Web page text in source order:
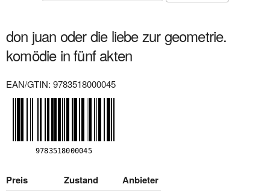
don juan oder die liebe zur geometrie.
komödie in fünf akten
EAN/GTIN: 9783518000045
Preis Zustand
Anbieter